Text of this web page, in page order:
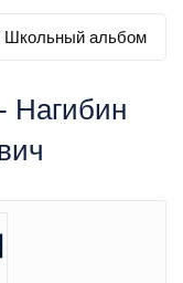
Школьный альбом
Нагибин